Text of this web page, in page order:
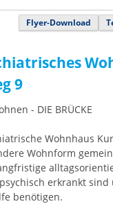
Flyer-Download
9
Wohnhaus
Wohnform
erkrankt sind
benötigen.